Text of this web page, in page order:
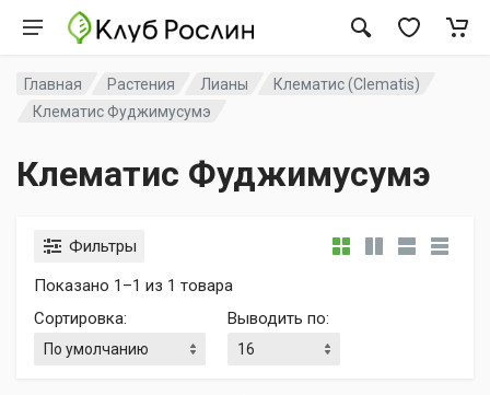
Главная Растения Лианы
Клематис (Clematis)
Клематис Фуджимусумэ
Клематис Фуджимусумэ
Фильтры
Показано 1–1 из 1 товара
Сортировка: Выводить по: